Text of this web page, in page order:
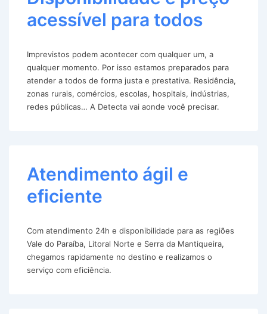
acessível para todos
Imprevistos podem acontecer com qualquer um, a
qualquer momento. Por isso estamos preparados para
atender a todos de forma justa e prestativa. Residência,
zonas rurais, comércios, escolas, hospitais, indústrias,
redes públicas… A Detecta vai aonde você precisar.
Atendimento ágil e
eficiente
Com atendimento 24h e disponibilidade para as regiões
Vale do Paraíba, Litoral Norte e Serra da Mantiqueira,
chegamos rapidamente no destino e realizamos o
serviço com eficiência.